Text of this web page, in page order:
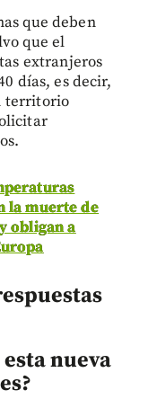
que deben
que el
extranjeros
días, es decir,
territorio
la muerte de
obligan a
nueva